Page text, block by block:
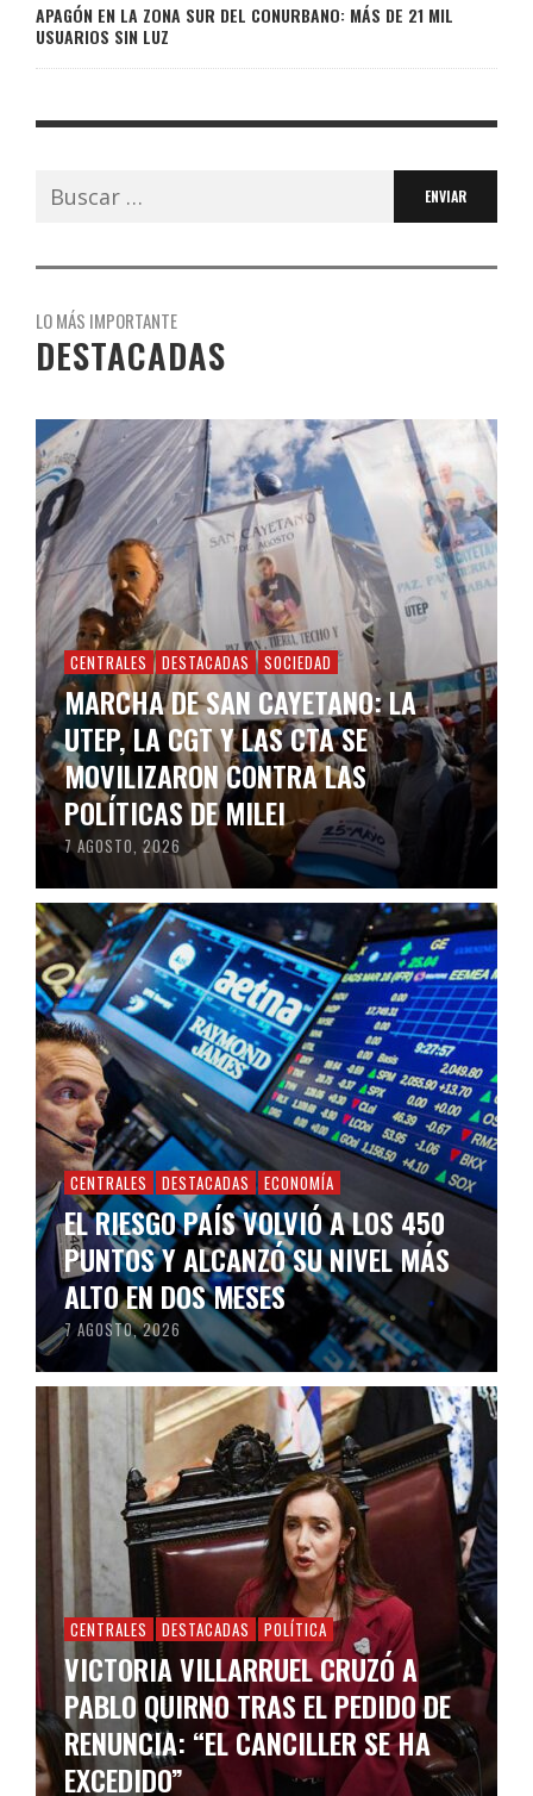
APAGÓN EN LA ZONA SUR DEL CONURBANO: MÁS DE 21 MIL
USUARIOS SIN LUZ
Buscar:
LO MÁS IMPORTANTE
DESTACADAS
CENTRALES DESTACADAS SOCIEDAD
MARCHA DE SAN CAYETANO: LA
UTEP, LA CGT Y LAS CTA SE
MOVILIZARON CONTRA LAS
POLÍTICAS DE MILEI
7 AGOSTO, 2026
CENTRALES DESTACADAS ECONOMÍA
EL RIESGO PAÍS VOLVIÓ A LOS 450
PUNTOS Y ALCANZÓ SU NIVEL MÁS
ALTO EN DOS MESES
7 AGOSTO, 2026
CENTRALES DESTACADAS POLÍTICA
VICTORIA VILLARRUEL CRUZÓ A
PABLO QUIRNO TRAS EL PEDIDO DE
RENUNCIA: “EL CANCILLER SE HA
EXCEDIDO”